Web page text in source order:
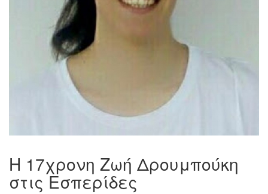
Η 17χρονη Ζωή Δρουμπούκη
στις Εσπερίδες